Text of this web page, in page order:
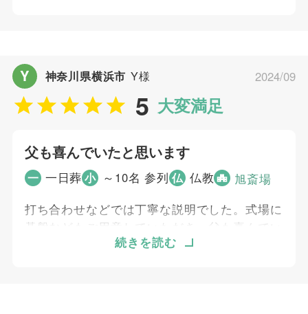
藤原 可譜
個別評価
お問い合わせ対応
お迎え対応
打ち合わせの対応 5
ご葬儀当日の対応
アフターサポート 5
5 大変満足
Y 神奈川県横浜市 Y様 2024/09
父も喜んでいたと思います
一 一日葬小 ～10名 参列 仏 仏教
旭斎場
打ち合わせなどでは丁寧な説明でした。式場に
碁盤などもご用意していただき、父も喜んでい
続きを読む